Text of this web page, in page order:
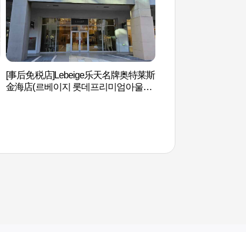
[事后免税店]Lebeige乐天名牌奥特莱斯
金海店(르베이지 롯데프리미엄아울렛